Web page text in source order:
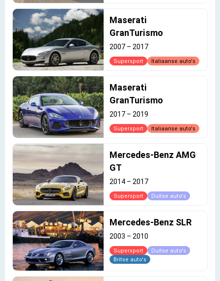
Maserati
GranTurismo
2007 – 2017
Supersport Italiaanse auto's
Maserati
GranTurismo
2017 – 2019
Supersport Italiaanse auto's
Mercedes-Benz AMG
GT
2014 – 2017
Supersport Duitse auto's
Mercedes-Benz SLR
2003 – 2010
Supersport
Duitse auto's
Britse auto's